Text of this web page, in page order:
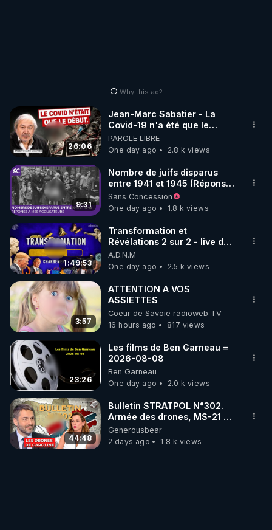
Why this ad?
26:06
Jean-Marc Sabatier - La
Covid-19 n'a été que le
début - L'ARNm & l'ARNm-aa
jusqu où auront-t-il ?
PAROLE LIBRE
One day ago
2.8 k views
9:31
Nombre de juifs disparus
entre 1941 et 1945 (Réponse
à mes accusateurs)
Sans Concession
One day ago
1.8 k views
1:49:53
Transformation et
Révélations 2 sur 2 - live du
07/08/26
A.D.N.M
One day ago
2.5 k views
3:57
ATTENTION A VOS
ASSIETTES
Coeur de Savoie radioweb TV
16 hours ago
817 views
23:26
Les films de Ben Garneau =
2026-08-08
Ben Garneau
One day ago
2.0 k views
44:48
Bulletin STRATPOL N°302.
Armée des drones, MS-21 en
série, missiles coréens.
07.08.2026.
Generousbear
2 days ago
1.8 k views